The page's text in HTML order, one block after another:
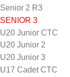
Senior 2 R3
SENIOR 3
U20 Junior CTC
U20 Junior 2
U20 Junior 3
U17 Cadet CTC